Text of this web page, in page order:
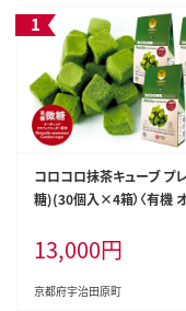
コロコロ抹茶キューブ プ
糖)(30個入×4箱）〈有機
お菓子 宇治抹茶 抹茶 抹茶
リーズドライ〉 手軽 茶道具
13,000円
京都府宇治田原町